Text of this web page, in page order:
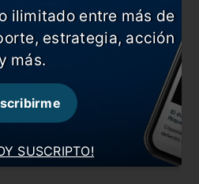
haya algún cambio ante
#Eliminatorias
#Venezuela
SUSCRIPTO!
ilimitado entre más de
estrategia, acción
más.